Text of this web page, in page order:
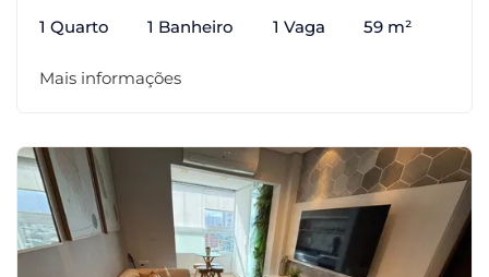
1 Quarto 1 Banheiro 1 Vaga 59 m²
Mais informações